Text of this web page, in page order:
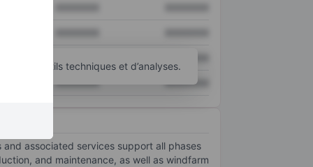
XXXXXXX XXXXXXX
outils techniques et d’analyses.
associated services support all phases
and maintenance, as well as windfarm